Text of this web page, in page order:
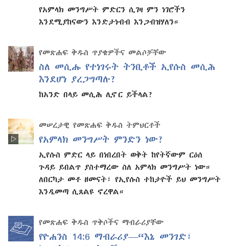
የአምላክ መንግሥት ምድርን ሲገዛ ምን ነገሮችን
እንደሚያከናውን እንድታነብብ እንጋብዝሃለን።
የመጽሐፍ ቅዱስ ጥያቄዎችና መልሶቻቸው
ስለ መሲሑ የተነገሩት ትንቢቶች ኢየሱስ መሲሕ
እንደሆነ ያረጋግጣሉ?
ከአንድ በላይ መሲሕ ሊኖር ይችላል?
መሠረታዊ የመጽሐፍ ቅዱስ ትምህርቶች
የአምላክ መንግሥት ምንድን ነው?
ኢየሱስ ምድር ላይ በነበረበት ወቅት ከየትኛውም ርዕሰ
ጉዳይ ይበልጥ ያስተማረው ስለ አምላክ መንግሥት ነው።
ለበርካታ መቶ ዘመናት፣ የኢየሱስ ተከታዮች ይህ መንግሥት
እንዲመጣ ሲጸልዩ ኖረዋል።
የመጽሐፍ ቅዱስ ጥቅሶችና ማብራሪያቸው
የዮሐንስ 14:6 ማብራሪያ—“እኔ መንገድ፣